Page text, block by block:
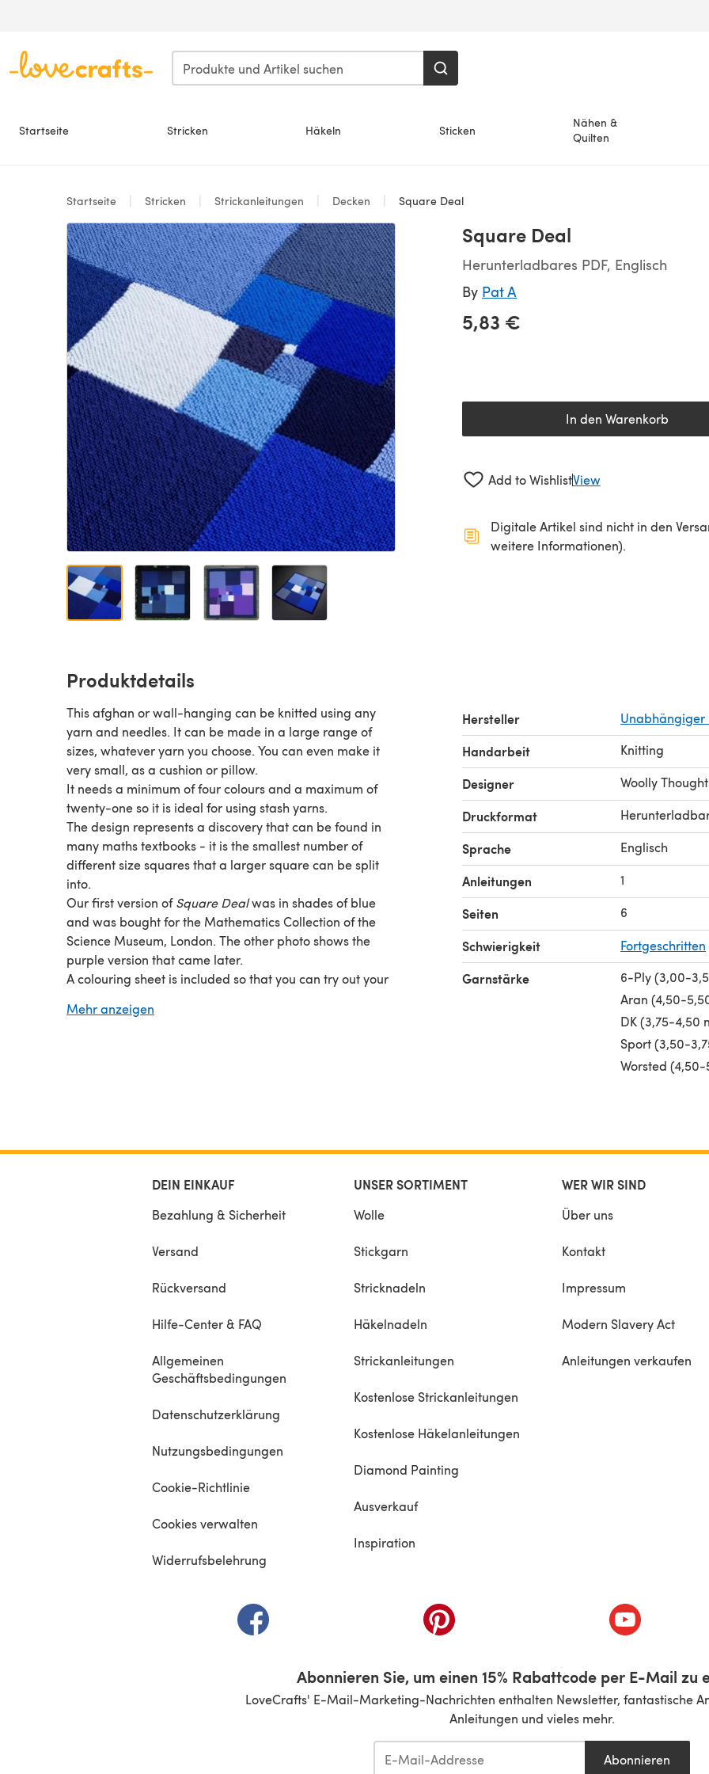
Startseite Stricken Häkeln Sticken
Nähen &
Quilten
Startseite Stricken Strickanleitungen Decken Square Deal
Square Deal
Herunterladbares PDF, Englisch
By Pat A
5,83 €
In den Warenkorb
Add to WishlistView
Digitale Artikel sind nicht in den
weitere Informationen).
Produktdetails
This afghan or wall-hanging can be knitted using any
yarn and needles. It can be made in a large range of
sizes, whatever yarn you choose. You can even make it
very small, as a cushion or pillow.
It needs a minimum of four colours and a maximum of
twenty-one so it is ideal for using stash yarns.
The design represents a discovery that can be found in
many maths textbooks - it is the smallest number of
different size squares that a larger square can be split
into.
Our first version ofSquare Dealwas in shades of blue
and was bought for the Mathematics Collection of the
Science Museum, London. The other photo shows the
purple version that came later.
A colouring sheet is included so that you can try out your
The squares are knitted separately and stitched
Mehr anzeigen
Hersteller Unabhängiger
Handarbeit Knitting
Designer Woolly
Druckformat
Sprache Englisch
Anleitungen 1
Seiten 6
Schwierigkeit Fortgeschritten
Garnstärke
6-Ply (3,00-
Aran (4,50-
DK (3,75-4,50
Sport (3,50-
Worsted
DEIN EINKAUF
Bezahlung & Sicherheit
Versand
Rückversand
Hilfe-Center & FAQ
Allgemeinen
Geschäftsbedingungen
Datenschutzerklärung
Nutzungsbedingungen
Cookie-Richtlinie
Cookies verwalten
Widerrufsbelehrung
UNSER SORTIMENT
Wolle
Stickgarn
Stricknadeln
Häkelnadeln
Strickanleitungen
Kostenlose Strickanleitungen
Kostenlose Häkelanleitungen
Diamond Painting
Ausverkauf
Inspiration
WER WIR SIND
Über uns
Kontakt
Impressum
Modern Slavery Act
Anleitungen verkaufen
(öffnet sich in einem neuen Tab)(öffnet sich in einem neuen Tab)(öffnet sich in
Abonnieren Sie, um einen 15% Rabattcode per E-Mail zu
LoveCrafts' E-Mail-Marketing-Nachrichten enthalten Newsletter, fantastische
Anleitungen und vieles mehr.
Abonnieren